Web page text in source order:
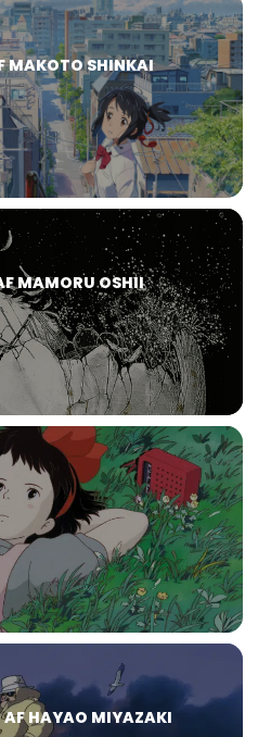
MAKOTO SHINKAI
MAMORU OSHII
AF HAYAO MIYAZAKI